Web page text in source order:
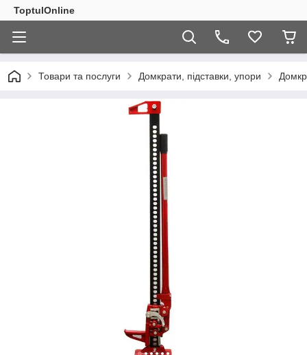
ToptulOnline
Товари та послуги Домкрати, підставки, упори